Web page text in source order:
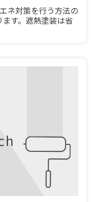
ネ対策を行う方法の
す。遮熱塗装は省